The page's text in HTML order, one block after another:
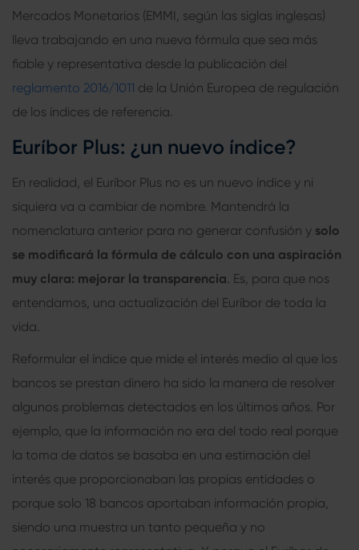
Mercados Monetarios (EMMI, según las siglas inglesas)
lleva trabajando en una nueva fórmula que sea más
fiable y representativa desde la publicación del
reglamento 2016/1011 de la Unión Europea de regulación
de los índices de referencia.
Euríbor Plus: ¿un nuevo índice?
En realidad, el Euríbor Plus no es un nuevo índice y ni
siquiera va a cambiar de nombre. Mantendrá la
nomenclatura anterior para no generar confusión y solo
se modificará la fórmula de cálculo con una aspiración
muy clara: mejorar la transparencia . Es, para que nos
entendamos, una actualización del Euríbor de toda la
vida.
Reformular el índice que mide el interés medio al que los
bancos se prestan dinero ha sido la manera de resolver
algunos problemas detectados en los últimos años. Por
ejemplo, que la información no era del todo real porque
la toma de datos se basaba en una estimación del
interés que proporcionaban las propias entidades o
porque solo 18 bancos aportaban información propia,
siendo una muestra un tanto pequeña y no